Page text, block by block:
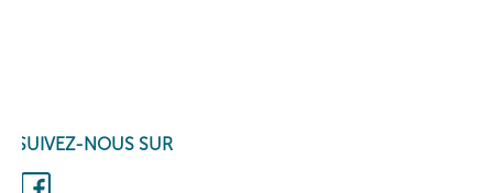
SUIVEZ-NOUS SUR